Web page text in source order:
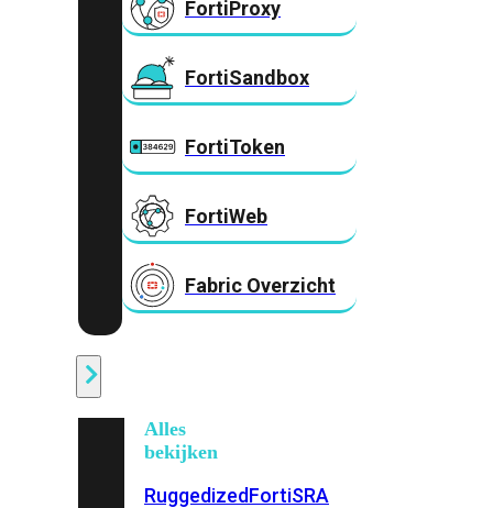
FortiProxy
FortiSandbox
FortiToken
FortiWeb
Fabric Overzicht
Alles
bekijken
RuggedizedFortiSRA